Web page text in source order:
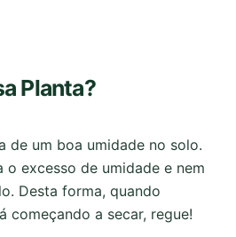
Planta?
de um boa umidade no solo.
o excesso de umidade e nem
Desta forma, quando
começando a secar, regue!